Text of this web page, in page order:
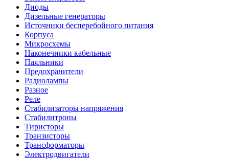
Диоды
Дизельные генераторы
Источники бесперебойного питания
Корпуса
Микросхемы
Наконечники кабельные
Паяльники
Предохранители
Радиолампы
Разное
Реле
Стабилизаторы напряжения
Стабилитроны
Тиристоры
Транзисторы
Трансформаторы
Электродвигатели